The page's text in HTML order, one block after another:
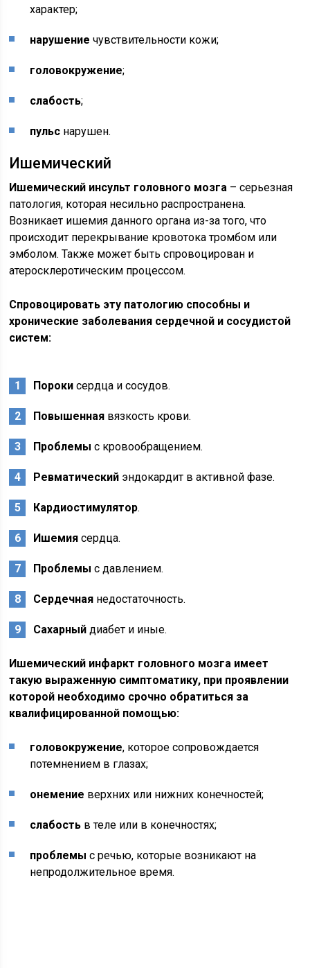
характер;
нарушение чувствительности кожи;
головокружение;
слабость;
пульс нарушен.
Ишемический
Ишемический инсульт головного мозга – серьезная
патология, которая несильно распространена.
Возникает ишемия данного органа из-за того, что
происходит перекрывание кровотока тромбом или
эмболом. Также может быть спровоцирован и
атеросклеротическим процессом.
Спровоцировать эту патологию способны и
хронические заболевания сердечной и сосудистой
систем:
Пороки сердца и сосудов.
Повышенная вязкость крови.
Проблемы с кровообращением.
Ревматический эндокардит в активной фазе.
Кардиостимулятор.
Ишемия сердца.
Проблемы с давлением.
Сердечная недостаточность.
Сахарный диабет и иные.
Ишемический инфаркт головного мозга имеет
такую выраженную симптоматику, при проявлении
которой необходимо срочно обратиться за
квалифицированной помощью:
головокружение, которое сопровождается
потемнением в глазах;
онемение верхних или нижних конечностей;
слабость в теле или в конечностях;
проблемы с речью, которые возникают на
непродолжительное время.